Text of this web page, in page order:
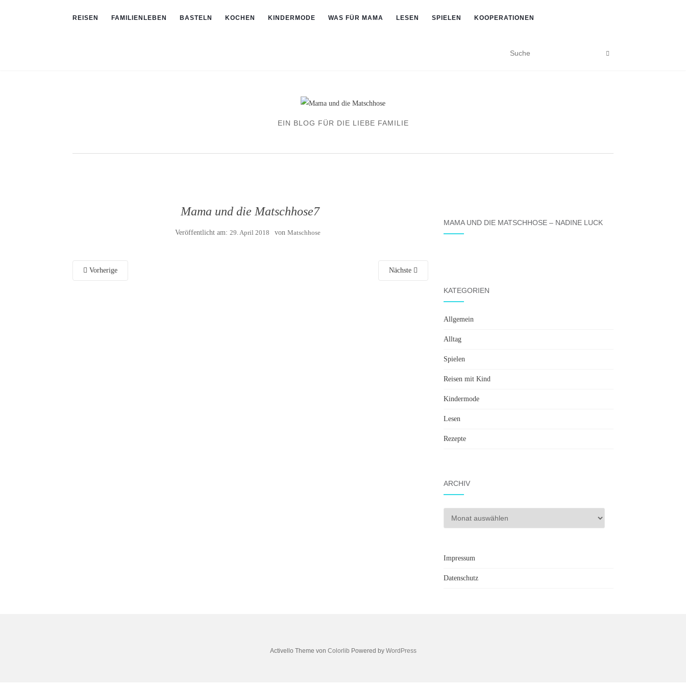
REISEN FAMILIENLEBEN BASTELN KOCHEN KINDERMODE WAS FÜR MAMA LESEN SPIELEN KOOPERATIONEN
EIN BLOG FÜR DIE LIEBE FAMILIE
Mama und die Matschhose7
Veröffentlicht am: 29. April 2018 von Matschhose
Vorherige Nächste
MAMA UND DIE MATSCHHOSE – NADINE LUCK
KATEGORIEN
Allgemein
Alltag
Spielen
Reisen mit Kind
Kindermode
Lesen
Rezepte
ARCHIV
Archiv
Impressum
Datenschutz
Activello Theme von Colorlib Powered by WordPress